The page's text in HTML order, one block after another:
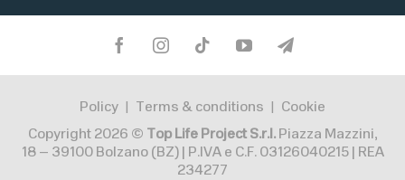
Policy | Terms & conditions | Cookie
Copyright 2026 © Top Life Project S.r.l.Piazza Mazzini,
18 – 39100 Bolzano (BZ) | P.IVA e C.F. 03126040215 | REA
234277